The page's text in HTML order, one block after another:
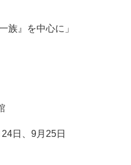
族』を中心に」
日、9月25日